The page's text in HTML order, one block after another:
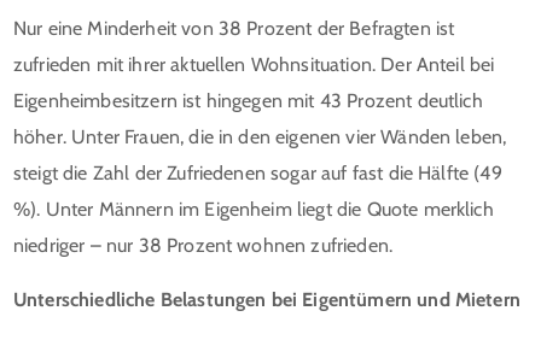
Nur eine Minderheit von 38 Prozent der Befragten ist
zufrieden mit ihrer aktuellen Wohnsituation. Der Anteil bei
Eigenheimbesitzern ist hingegen mit 43 Prozent deutlich
höher. Unter Frauen, die in den eigenen vier Wänden leben,
steigt die Zahl der Zufriedenen sogar auf fast die Hälfte (49
%). Unter Männern im Eigenheim liegt die Quote merklich
niedriger – nur 38 Prozent wohnen zufrieden.
Unterschiedliche Belastungen bei Eigentümern und Mietern